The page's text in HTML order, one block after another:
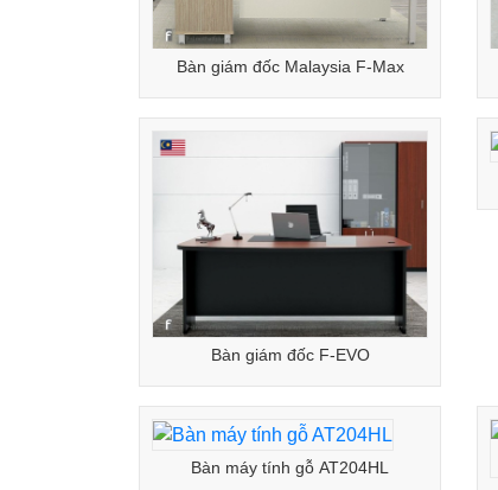
Bàn giám đốc Malaysia F-Max
Bàn giám đốc F-EVO
Bàn máy tính gỗ AT204HL